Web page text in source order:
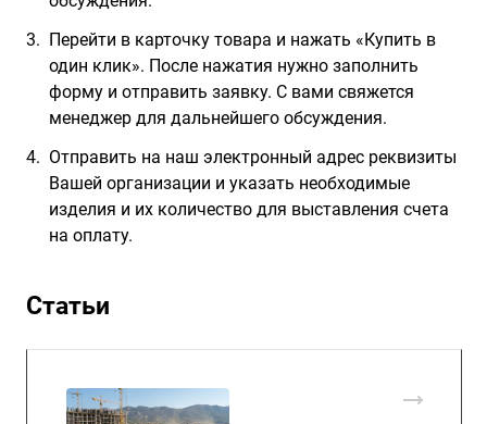
Перейти в карточку товара и нажать «Купить в
один клик». После нажатия нужно заполнить
форму и отправить заявку. С вами свяжется
менеджер для дальнейшего обсуждения.
Отправить на наш электронный адрес реквизиты
Вашей организации и указать необходимые
изделия и их количество для выставления счета
на оплату.
Статьи